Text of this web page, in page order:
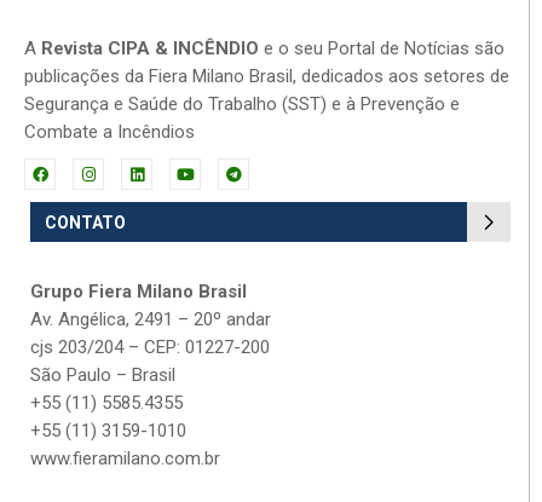
A Revista CIPA & INCÊNDIO e o seu Portal de Notícias são
publicações da Fiera Milano Brasil, dedicados aos setores de
Segurança e Saúde do Trabalho (SST) e à Prevenção e
Combate a Incêndios
CONTATO
Grupo Fiera Milano Brasil
Av. Angélica, 2491 – 20º andar
cjs 203/204 – CEP: 01227-200
São Paulo – Brasil
+55 (11) 5585.4355
+55 (11) 3159-1010
www.fieramilano.com.br